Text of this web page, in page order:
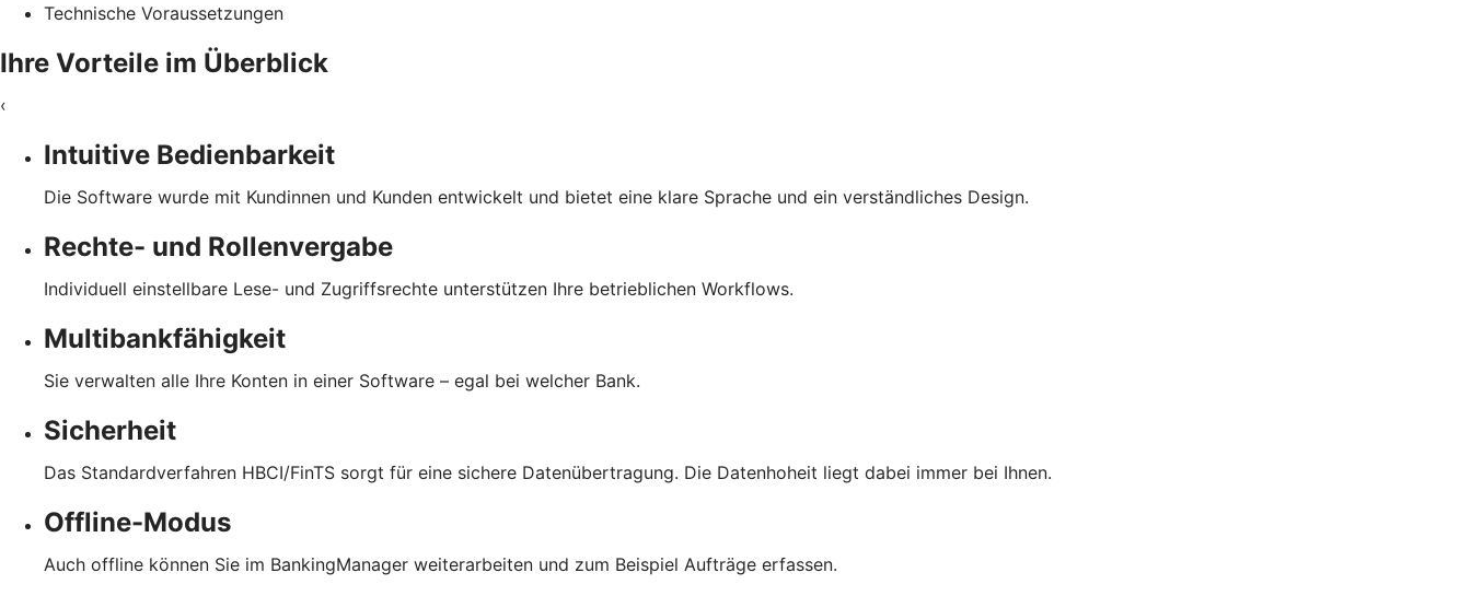
Technische Voraussetzungen
Ihre Vorteile im Überblick
‹
Intuitive Bedienbarkeit
Die Software wurde mit Kundinnen und Kunden entwickelt und bietet eine klare Sprache und ein verständliches Design.
Rechte- und Rollenvergabe
Individuell einstellbare Lese- und Zugriffsrechte unterstützen Ihre betrieblichen Workflows.
Multibankfähigkeit
Sie verwalten alle Ihre Konten in einer Software – egal bei welcher Bank.
Sicherheit
Das Standardverfahren HBCI/FinTS sorgt für eine sichere Datenübertragung. Die Datenhoheit liegt dabei immer bei Ihnen.
Offline-Modus
Auch offline können Sie im BankingManager weiterarbeiten und zum Beispiel Aufträge erfassen.